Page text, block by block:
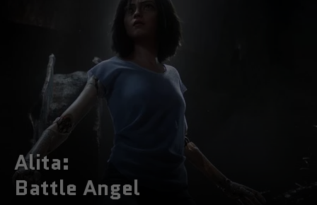
Alita:
Battle Angel